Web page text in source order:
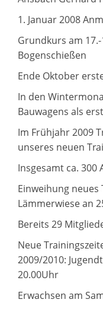
1. Januar 2008
Grundkurs am
Bogenschießen
Ende Oktober
In den
Bauwagens als
Im Frühjahr 2009
unseres neuen
Insgesamt ca.
Einweihung
Lämmerwiese an
Bereits 29
Neue
2009/2010:
20.00Uhr
Erwachsen am